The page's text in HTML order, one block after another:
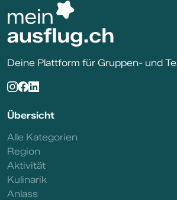
Deine Plattform für Gruppen- und
Übersicht
Alle Kategorien
Region
Aktivität
Kulinarik
Anlass